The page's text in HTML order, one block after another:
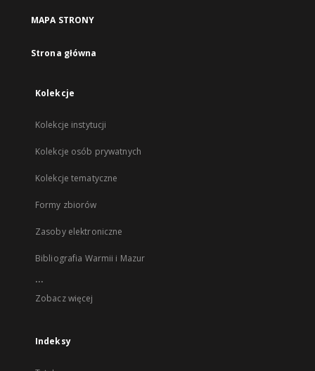
MAPA STRONY
Strona główna
Kolekcje
Kolekcje instytucji
Kolekcje osób prywatnych
Kolekcje tematyczne
Formy zbiorów
Zasoby elektroniczne
Bibliografia Warmii i Mazur
...
Zobacz więcej
Indeksy